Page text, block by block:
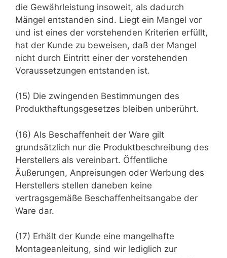
die Gewährleistung insoweit, als dadurch
Mängel entstanden sind. Liegt ein Mangel vor
und ist eines der vorstehenden Kriterien erfüllt,
hat der Kunde zu beweisen, daß der Mangel
nicht durch Eintritt einer der vorstehenden
Voraussetzungen entstanden ist.
(15) Die zwingenden Bestimmungen des
Produkthaftungsgesetzes bleiben unberührt.
(16) Als Beschaffenheit der Ware gilt
grundsätzlich nur die Produktbeschreibung des
Herstellers als vereinbart. Öffentliche
Äußerungen, Anpreisungen oder Werbung des
Herstellers stellen daneben keine
vertragsgemäße Beschaffenheitsangabe der
Ware dar.
(17) Erhält der Kunde eine mangelhafte
Montageanleitung, sind wir lediglich zur